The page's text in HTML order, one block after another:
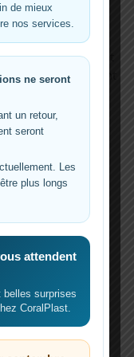
recommandé
niveau de l’eau
un écoulement
le média filtrant
via méthode
écumeur et
de mieux
nos services.
ne seront
un retour,
seront
Les
plus longs
attendent
belles surprises
CoralPlast.